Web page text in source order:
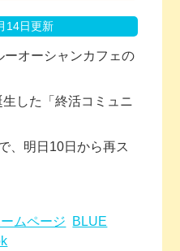
14日更新
オーシャンカフェの
した「終活コミュニ
、明日10日から再ス
ムページ
BLUE